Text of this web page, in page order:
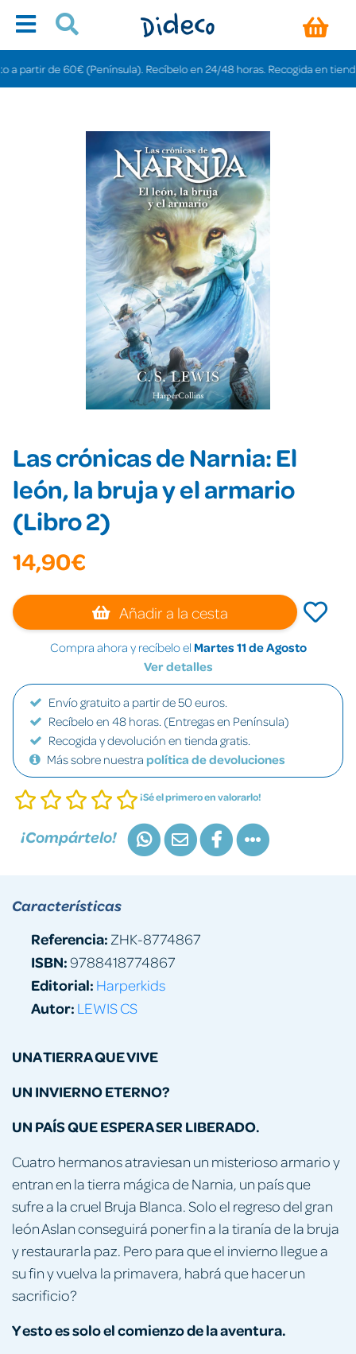
de 60€ (Península). Recíbelo en 24/48 horas. Recogida en tiendas
Las crónicas de Narnia: El
león, la bruja y el armario
(Libro 2)
14,90€
Añadir a la cesta
Compra ahora y recíbelo el Martes 11 de Agosto
Ver detalles
Envío gratuito a partir de 50 euros.
Recíbelo en 48 horas. (Entregas en Península)
Recogida y devolución en tienda gratis.
Más sobre nuestra política de devoluciones
¡Sé el primero en valorarlo!
¡Compártelo!
UNA TIERRA QUE VIVE
UN INVIERNO ETERNO?
UN PAÍS QUE ESPERA SER LIBERADO.
Cuatro hermanos atraviesan un misterioso armario y
entran en la tierra mágica de Narnia, un país que
sufre a la cruel Bruja Blanca. Solo el regreso del gran
león Aslan conseguirá poner fin a la tiranía de la bruja
y restaurar la paz. Pero para que el invierno llegue a
su fin y vuelva la primavera, habrá que hacer un
sacrificio?
Y esto es solo el comienzo de la aventura.
Características
Referencia: ZHK-8774867
ISBN:9788418774867
Editorial: Harperkids
Autor: LEWIS CS